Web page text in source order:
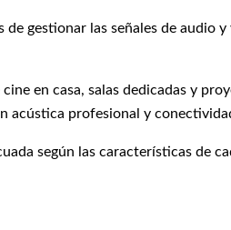
gestionar las señales de
en casa, salas dedicadas y
profesional y
según las características de